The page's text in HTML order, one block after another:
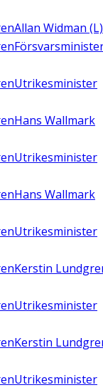
Allan Widman (L)
Utrikesminister
Hans Wallmark
Utrikesminister
Hans Wallmark
Utrikesminister
Kerstin
Utrikesminister
Kerstin
Utrikesminister